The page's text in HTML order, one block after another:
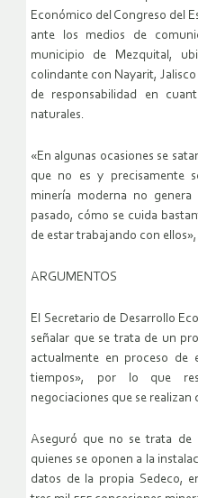
Económico del Congreso del
ante los medios de
municipio de Mezquital,
colindante con Nayarit,
de responsabilidad en
naturales.
«En algunas ocasiones se
que no es y precisamente
minería moderna no
pasado, cómo se cuida
de estar trabajando con
ARGUMENTOS
El Secretario de Desarrollo
señalar que se trata de un
actualmente en proceso de
tiempos», por lo que
negociaciones que se realizan
Aseguró que no se trata de
quienes se oponen a la
datos de la propia Sedeco,